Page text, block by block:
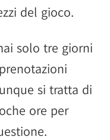
del gioco.
solo tre giorni
si tratta di
ore per